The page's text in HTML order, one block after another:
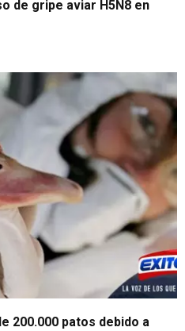
de gripe aviar H5N8 en
200.000 patos debido a